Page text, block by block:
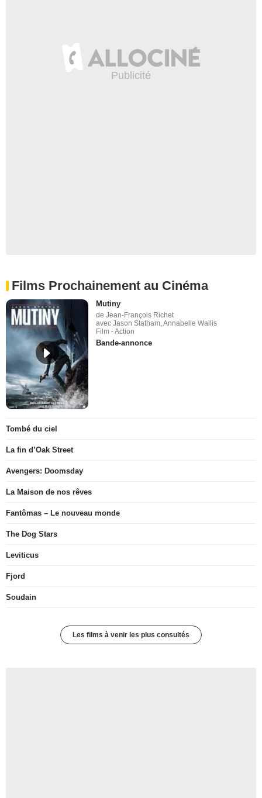
Films Prochainement au Cinéma
Mutiny
de Jean-François Richet
avec Jason Statham, Annabelle Wallis
Film - Action
Bande-annonce
Tombé du ciel
La fin d’Oak Street
Avengers: Doomsday
La Maison de nos rêves
Fantômas – Le nouveau monde
The Dog Stars
Leviticus
Fjord
Soudain
Les films à venir les plus consultés